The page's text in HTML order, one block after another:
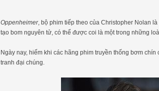
Oppenheimer, bộ phim tiếp theo của Christopher Nolan
tạo bom nguyên tử, có thể được coi là một trong những
Ngày nay, hiếm khi các hãng phim truyền thống bơm
tranh đại chúng.